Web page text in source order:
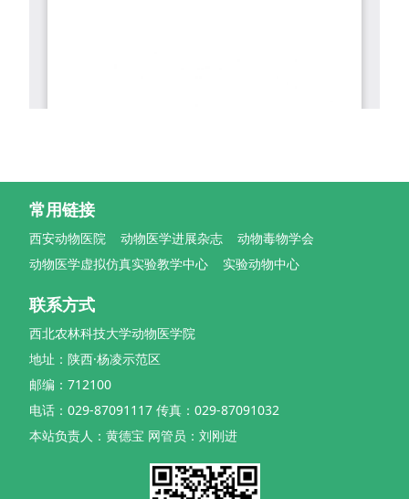
常用链接
西安动物医院 动物医学进展杂志
动物毒物学会
动物医学虚拟仿真实验教学中心
实验动物中心
联系方式
西北农林科技大学动物医学院
地址：陕西·杨凌示范区
邮编：712100
电话：029-87091117 传真：029-87091032
本站负责人：黄德宝 网管员：刘刚进